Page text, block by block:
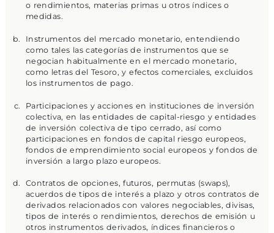
o rendimientos, materias primas u otros índices o
medidas.
Instrumentos del mercado monetario, entendiendo
como tales las categorías de instrumentos que se
negocian habitualmente en el mercado monetario,
como letras del Tesoro, y efectos comerciales, excluidos
los instrumentos de pago.
Participaciones y acciones en instituciones de inversión
colectiva, en las entidades de capital-riesgo y entidades
de inversión colectiva de tipo cerrado, así como
participaciones en fondos de capital riesgo europeos,
fondos de emprendimiento social europeos y fondos de
inversión a largo plazo europeos.
Contratos de opciones, futuros, permutas (swaps),
acuerdos de tipos de interés a plazo y otros contratos de
derivados relacionados con valores negociables, divisas,
tipos de interés o rendimientos, derechos de emisión u
otros instrumentos derivados, índices financieros o